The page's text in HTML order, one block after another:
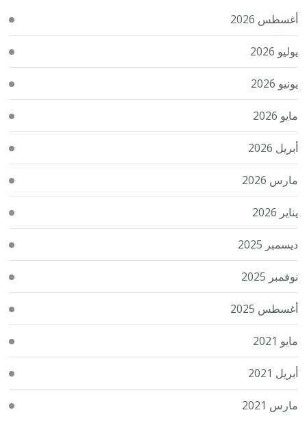
أغسطس 2026
يوليو 2026
يونيو 2026
مايو 2026
أبريل 2026
مارس 2026
يناير 2026
ديسمبر 2025
نوفمبر 2025
أغسطس 2025
مايو 2021
أبريل 2021
مارس 2021